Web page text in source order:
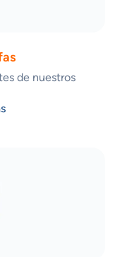
de nuestros